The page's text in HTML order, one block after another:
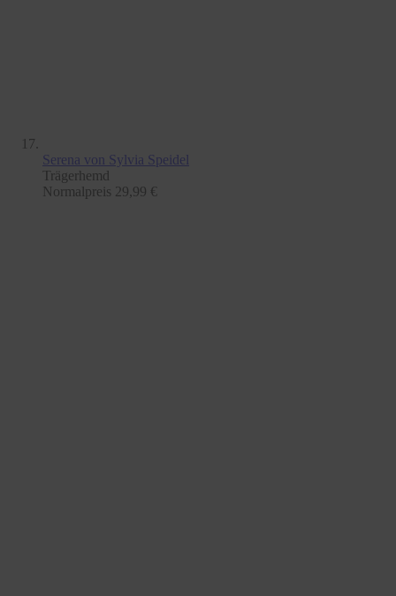
Serena von Sylvia Speidel
Trägerhemd
Normalpreis 29,99 €